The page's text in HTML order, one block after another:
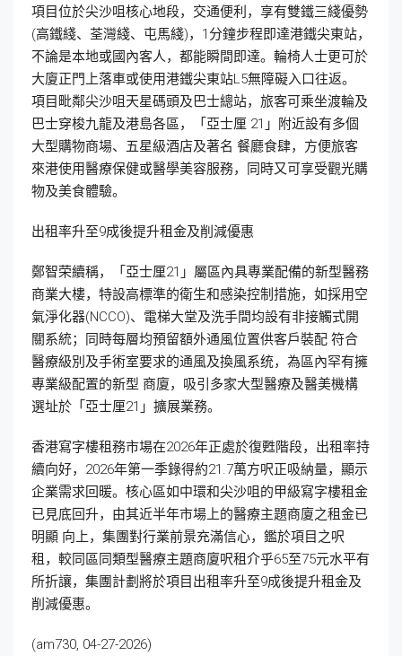
項目位於尖沙咀核心地段，交通便利，享有雙鐵三綫優勢
(高鐵綫、荃灣綫、屯馬綫)，1分鐘步程即達港鐵尖東站，
不論是本地或國內客人，都能瞬間即達。輪椅人士更可於
大廈正門上落車或使用港鐵尖東站L5無障礙入口往返。
項目毗鄰尖沙咀天星碼頭及巴士總站，旅客可乘坐渡輪及
巴士穿梭九龍及港島各區，「亞士厘 21」附近設有多個
大型購物商場、五星級酒店及著名 餐廳食肆，方便旅客
來港使用醫療保健或醫學美容服務，同時又可享受觀光購
物及美食體驗。
出租率升至9成後提升租金及削減優惠
鄭智荣續稱，「亞士厘21」屬區內具專業配備的新型醫務
商業大樓，特設高標準的衛生和感染控制措施，如採用空
氣淨化器(NCCO)、電梯大堂及洗手間均設有非接觸式開
關系統；同時每層均預留額外通風位置供客戶裝配 符合
醫療級別及手術室要求的通風及換風系统，為區內罕有擁
專業級配置的新型 商廈，吸引多家大型醫療及醫美機構
選址於「亞士厘21」擴展業務。
香港寫字樓租務市場在2026年正處於復甦階段，出租率持
續向好，2026年第一季錄得約21.7萬方呎正吸納量，顯示
企業需求回暖。核心區如中環和尖沙咀的甲級寫字樓租金
已見底回升，由其近半年市場上的醫療主題商廈之租金已
明顯 向上，集團對行業前景充滿信心，鑑於項目之呎
租，較同區同類型醫療主題商廈呎租介乎65至75元水平有
所折讓，集團計劃將於項目出租率升至9成後提升租金及
削減優惠。
(am730, 04-27-2026)